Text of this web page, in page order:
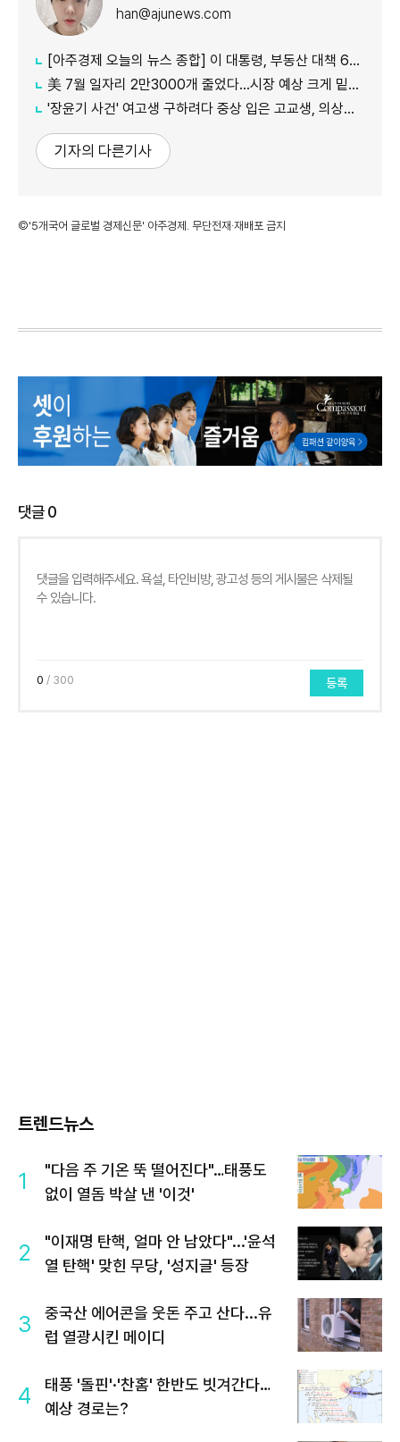
han@ajunews.com
[아주경제 오늘의 뉴스 종합] 이 대통령, 부동산 대책 6시간 점검…"기존 방식 벗어나 과감히 실행" 外
美 7월 일자리 2만3000개 줄었다…시장 예상 크게 밑돈 '고용 쇼크'
'장윤기 사건' 여고생 구하려다 중상 입은 고교생, 의상자 인정
기자의 다른기사
©'5개국어 글로벌 경제신문' 아주경제. 무단전재·재배포 금지
댓글0
0 / 300 등록
트렌드뉴스
1
"다음 주 기온 뚝 떨어진다"…태풍도
없이 열돔 박살 낸 '이것'
2
"이재명 탄핵, 얼마 안 남았다"...'윤석
열 탄핵' 맞힌 무당, '성지글' 등장
3
중국산 에어콘을 웃돈 주고 산다...유
럽 열광시킨 메이디
4
태풍 '돌핀'·'찬홈' 한반도 빗겨간다…
예상 경로는?